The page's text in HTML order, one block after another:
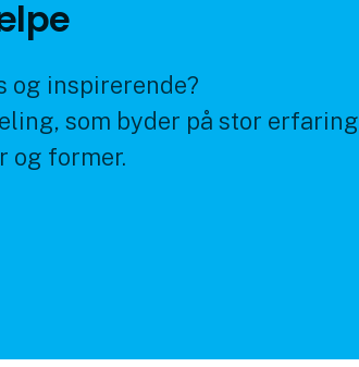
og inspirerende?
som byder på stor erfaring
og former.